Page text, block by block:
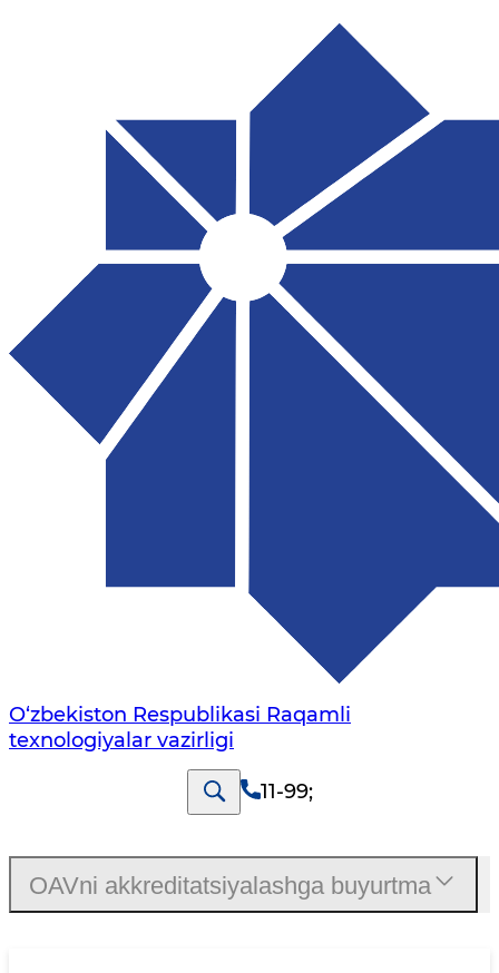
O‘zbekiston Respublikasi Raqamli
texnologiyalar vazirligi
11-99;
OAVni akkreditatsiyalashga buyurtma